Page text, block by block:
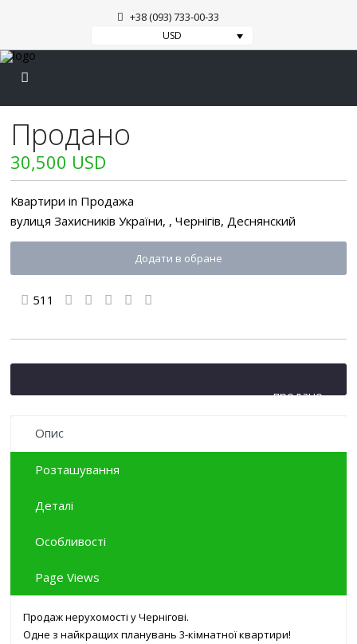
+38 (093) 733-00-33
USD
Продано
30,500 USD
Квартири in Продажа
вулиця Захисників України, , Чернігів, Деснянский
Додати в обране
511
продано
Опис
Розташування
Деталі
Особливості
Page Views
Продаж нерухомості у Чернігові.
Одне з найкращих планувань 3-кімнатної квартири!